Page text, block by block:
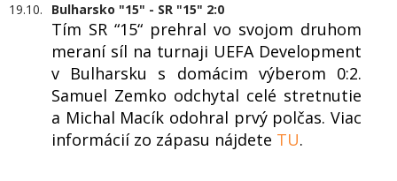
19.10. Bulharsko "15" - SR "15" 2:0
Tím SR “15“ prehral vo svojom druhom
meraní síl na turnaji UEFA Development
v Bulharsku s domácim výberom 0:2.
Samuel Zemko odchytal celé stretnutie
a Michal Macík odohral prvý polčas. Viac
informácií zo zápasu nájdete TU.